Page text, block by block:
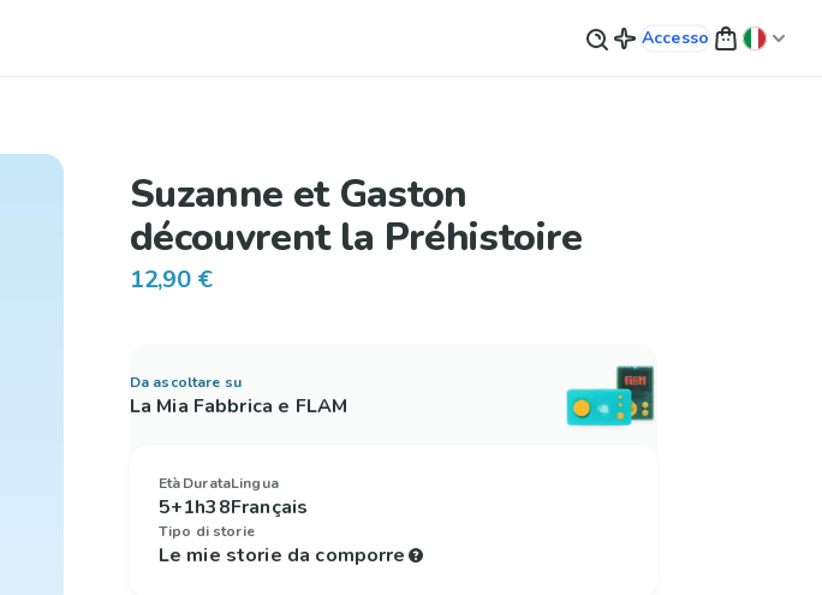
Accesso
Suzanne et Gaston
découvrent la Préhistoire
12,90 €
Da ascoltare su
La Mia Fabbrica e FLAM
Età
5+
Durata
1h38
Lingua
Français
Tipo di storie
Le mie storie da comporre